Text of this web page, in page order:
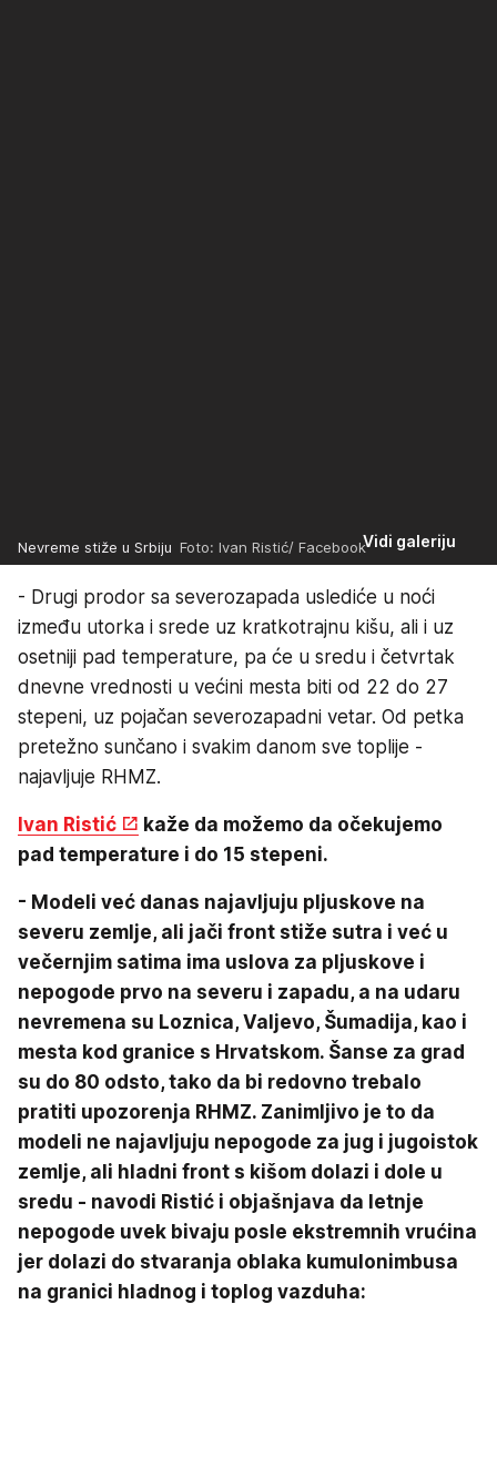
Vidi galeriju
Nevreme stiže u Srbiju Foto: Ivan Ristić/ Facebook
- Drugi prodor sa severozapada uslediće u noći
između utorka i srede uz kratkotrajnu kišu, ali i uz
osetniji pad temperature, pa će u sredu i četvrtak
dnevne vrednosti u većini mesta biti od 22 do 27
stepeni, uz pojačan severozapadni vetar. Od petka
pretežno sunčano i svakim danom sve toplije -
najavljuje RHMZ.
Ivan Ristić
kaže da možemo da očekujemo
pad temperature i do 15 stepeni.
- Modeli već danas najavljuju pljuskove na
severu zemlje, ali jači front stiže sutra i već u
večernjim satima ima uslova za pljuskove i
nepogode prvo na severu i zapadu, a na udaru
nevremena su Loznica, Valjevo, Šumadija, kao i
mesta kod granice s Hrvatskom. Šanse za grad
su do 80 odsto, tako da bi redovno trebalo
pratiti upozorenja RHMZ. Zanimljivo je to da
modeli ne najavljuju nepogode za jug i jugoistok
zemlje, ali hladni front s kišom dolazi i dole u
sredu - navodi Ristić i objašnjava da letnje
nepogode uvek bivaju posle ekstremnih vrućina
jer dolazi do stvaranja oblaka kumulonimbusa
na granici hladnog i toplog vazduha: